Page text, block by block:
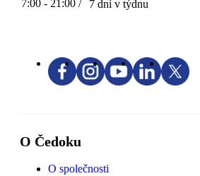
7:00 - 21:00 / 7 dní v týdnu
O Čedoku
O společnosti